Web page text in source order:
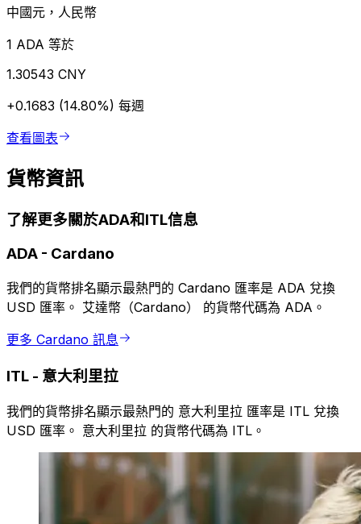
中國元，人民幣
1 ADA 等於
1.30543 CNY
+0.1683 (14.80%) 每週
查看圖表
貨幣資訊
了解更多關於ADA和ITL信息
ADA - Cardano
我們的貨幣排名顯示最熱門的 Cardano 匯率是 ADA 兌換
USD 匯率。 艾達幣（Cardano） 的貨幣代碼為 ADA。
更多 Cardano 訊息
ITL - 意大利里拉
我們的貨幣排名顯示最熱門的 意大利里拉 匯率是 ITL 兌換
USD 匯率。 意大利里拉 的貨幣代碼為 ITL。